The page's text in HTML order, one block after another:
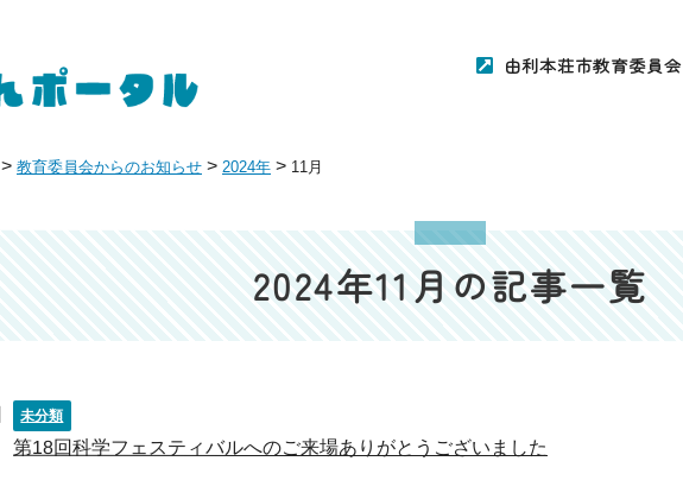
由利本荘市教育委員会
> 教育委員会からのお知らせ > 2024年 > 11月
2024年11月の記事一覧
未分類
第18回科学フェスティバルへのご来場ありがとうございました